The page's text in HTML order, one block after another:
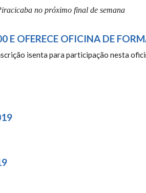
no próximo final de semana
E OFERECE OFICINA DE
isenta para participação nesta